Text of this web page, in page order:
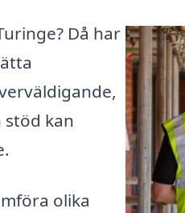
Då har
kan
olika